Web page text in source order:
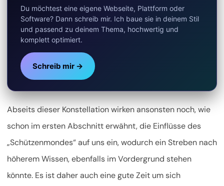
Du möchtest eine eigene Webseite, Plattform oder
Software? Dann schreib mir. Ich baue sie in deinem Stil
und passend zu deinem Thema, hochwertig und
komplett optimiert.
Schreib mir →
Abseits dieser Konstellation wirken ansonsten noch, wie
schon im ersten Abschnitt erwähnt, die Einflüsse des
„Schützenmondes“ auf uns ein, wodurch ein Streben nach
höherem Wissen, ebenfalls im Vordergrund stehen
könnte. Es ist daher auch eine gute Zeit um sich